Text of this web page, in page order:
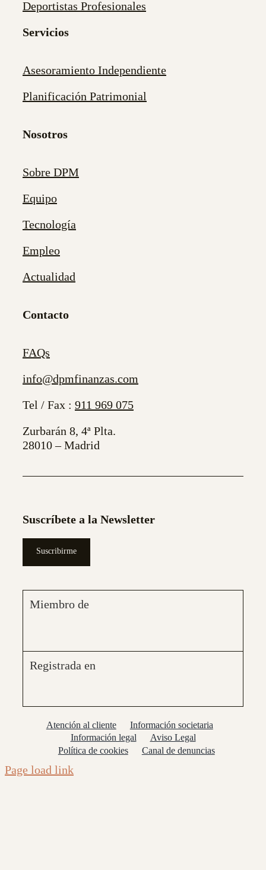
Deportistas Profesionales
Servicios
Asesoramiento Independiente
Planificación Patrimonial
Nosotros
Sobre DPM
Equipo
Tecnología
Empleo
Actualidad
Contacto
FAQs
info@dpmfinanzas.com
Tel / Fax : 911 969 075
Zurbarán 8, 4ª Plta.
28010 – Madrid
Suscríbete a la Newsletter
Suscribirme
Miembro de
Registrada en
Atención al cliente
Información societaria
Información legal
Aviso Legal
Política de cookies
Canal de denuncias
Page load link